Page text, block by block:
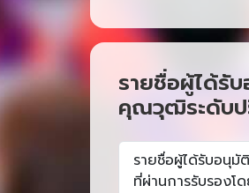
รายชื่อผู้ได้รั
คุณวุฒิระดับ
รายชื่อผู้ได้รับอนุ
ที่ผ่านการรับรองโ